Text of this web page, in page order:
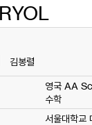
김봉렬
영국 AA
수학
서울대학교